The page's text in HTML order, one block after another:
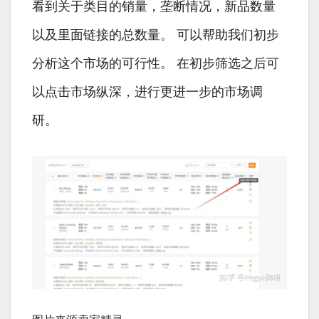
看到关于类目的销量，垄断情况，新品数量
以及里面链接的总数量。 可以帮助我们初步
分析这个市场的可行性。 在初步筛选之后可
以点击市场纵深，进行更进一步的市场调
研。